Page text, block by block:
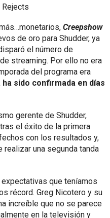
Rejects
Creepshow
de oro para Shudder, ya
el número de
streaming. Por ello no era
del programa era
ha sido confirmada en días
gerente de Shudder,
el éxito de la primera
con los resultados y,
una segunda tanda
que teníamos
récord. Greg Nicotero y su
increíble que no se parece
en la televisión y